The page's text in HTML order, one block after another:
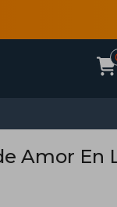
Amor En